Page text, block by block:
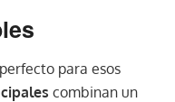
para esos
combinan un